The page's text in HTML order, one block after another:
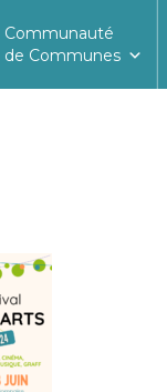
Communauté
de Communes